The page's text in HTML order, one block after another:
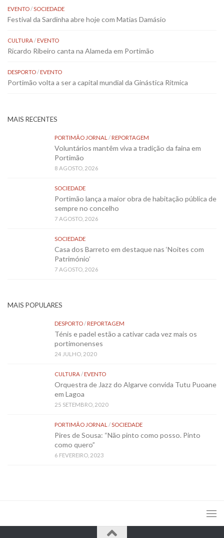
EVENTO / SOCIEDADE
Festival da Sardinha abre hoje com Matias Damásio
CULTURA /EVENTO
Ricardo Ribeiro canta na Alameda em Portimão
DESPORTO /EVENTO
Portimão volta a ser a capital mundial da Ginástica Rítmica
MAIS RECENTES
PORTIMÃO JORNAL /REPORTAGEM
Voluntários mantêm viva a tradição da faina em
Portimão
8 AGOSTO, 2026
SOCIEDADE
Portimão lança a maior obra de habitação pública de
sempre no concelho
7 AGOSTO, 2026
SOCIEDADE
Casa dos Barreto em destaque nas ‘Noites com
Património’
7 AGOSTO, 2026
MAIS POPULARES
DESPORTO /REPORTAGEM
Ténis e padel estão a cativar cada vez mais os
portimonenses
24 JULHO, 2020
CULTURA /EVENTO
Orquestra de Jazz do Algarve convida Tutu Puoane
em Lagoa
25 SETEMBRO, 2020
PORTIMÃO JORNAL / SOCIEDADE
Pires de Sousa: “Não pinto como posso. Pinto
como quero”
6 FEVEREIRO, 2023